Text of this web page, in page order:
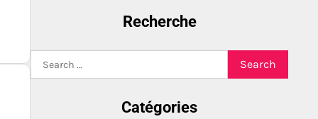
Recherche
for:
Catégories